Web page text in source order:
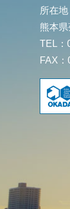
所在
熊本
TEL：
FAX